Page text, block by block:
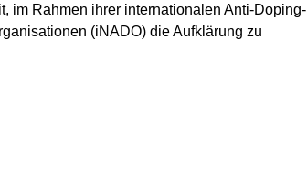
im Rahmen ihrer internationalen Anti-Doping-
(iNADO) die Aufklärung zu